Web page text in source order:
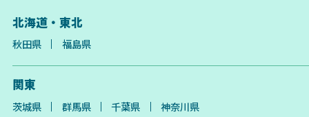
北海道・東北
秋田県 福島県
関東
茨城県 群馬県 千葉県 神奈川県